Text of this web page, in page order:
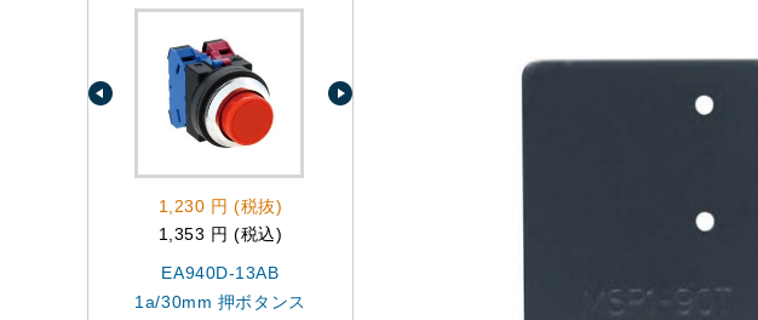
1,230 円 (税抜)
1,353 円 (税込)
EA940D-13AB
1a/30mm 押ボタンス
346 円 (税込)
125V/10Aレバ-